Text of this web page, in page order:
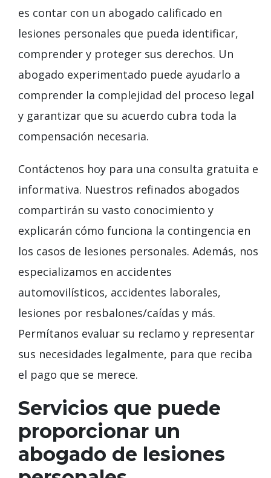
es contar con un abogado calificado en
lesiones personales que pueda identificar,
comprender y proteger sus derechos. Un
abogado experimentado puede ayudarlo a
comprender la complejidad del proceso legal
y garantizar que su acuerdo cubra toda la
compensación necesaria.
Contáctenos hoy para una consulta gratuita e
informativa. Nuestros refinados abogados
compartirán su vasto conocimiento y
explicarán cómo funciona la contingencia en
los casos de lesiones personales. Además, nos
especializamos en accidentes
automovilísticos, accidentes laborales,
lesiones por resbalones/caídas y más.
Permítanos evaluar su reclamo y representar
sus necesidades legalmente, para que reciba
el pago que se merece.
Servicios que puede
proporcionar un
abogado de lesiones